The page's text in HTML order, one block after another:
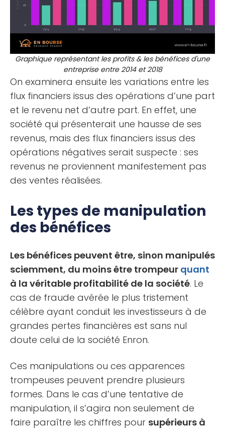
Graphique représentant les profits & les bénéfices d'une
entreprise entre 2014 et 2018
On examinera ensuite les variations entre les
flux financiers issus des opérations d’une part
et le revenu net d’autre part. En effet, une
société qui présenterait une hausse de ses
revenus, mais des flux financiers issus des
opérations négatives serait suspecte : ses
revenus ne proviennent manifestement pas
des ventes réalisées.
Les types de manipulation
des bénéfices
Les bénéfices peuvent être, sinon manipulés
sciemment, du moins être trompeur quant
à la véritable profitabilité de la société. Le
cas de fraude avérée le plus tristement
célèbre ayant conduit les investisseurs à de
grandes pertes financières est sans nul
doute celui de la société Enron.
Ces manipulations ou ces apparences
trompeuses peuvent prendre plusieurs
formes. Dans le cas d’une tentative de
manipulation, il s’agira non seulement de
faire paraître les chiffres pour supérieurs à